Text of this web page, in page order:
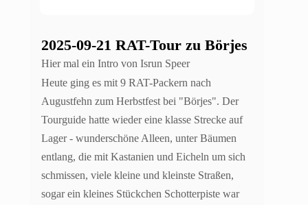
2025-09-21 RAT-Tour zu Börjes
Hier mal ein Intro von Isrun Speer
Heute ging es mit 9 RAT-Packern nach
Augustfehn zum Herbstfest bei "Börjes". Der
Tourguide hatte wieder eine klasse Strecke auf
Lager - wunderschöne Alleen, unter Bäumen
entlang, die mit Kastanien und Eicheln um sich
schmissen, viele kleine und kleinste Straßen,
sogar ein kleines Stückchen Schotterpiste war